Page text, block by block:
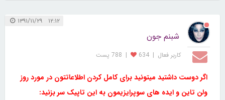
۱۲:۱۲ ۱۳۹۱/۱۱/۲۹
شبنم جون
کاربر فعال |
634
| 788 پست
اگر دوست داشتید میتونید برای کامل کردن اطلاعاتتون در مورد روز
ولن تاین و ایده های سوپرایزیمون به این تاپیک سر بزنید: